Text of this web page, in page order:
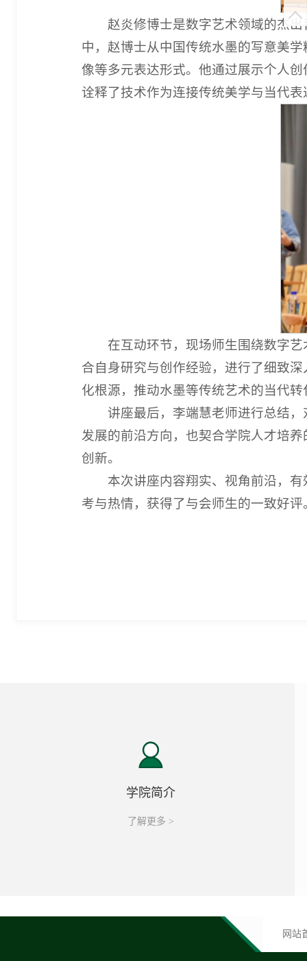
赵炎修博士是数字艺术领域的杰
中，赵博士从中国传统水墨的写意美
像等多元表达形式。他通过展示个人
诠释了技术作为连接传统美学与当代
在互动环节，现场师生围绕数字
合自身研究与创作经验，进行了细致
化根源，推动水墨等传统艺术的当代
讲座最后，李端慧老师进行总结
发展的前沿方向，也契合学院人才培
创新。
本次讲座内容翔实、视角前沿，
考与热情，获得了与会师生的一致好评
学院简介
了解更多 >
网站